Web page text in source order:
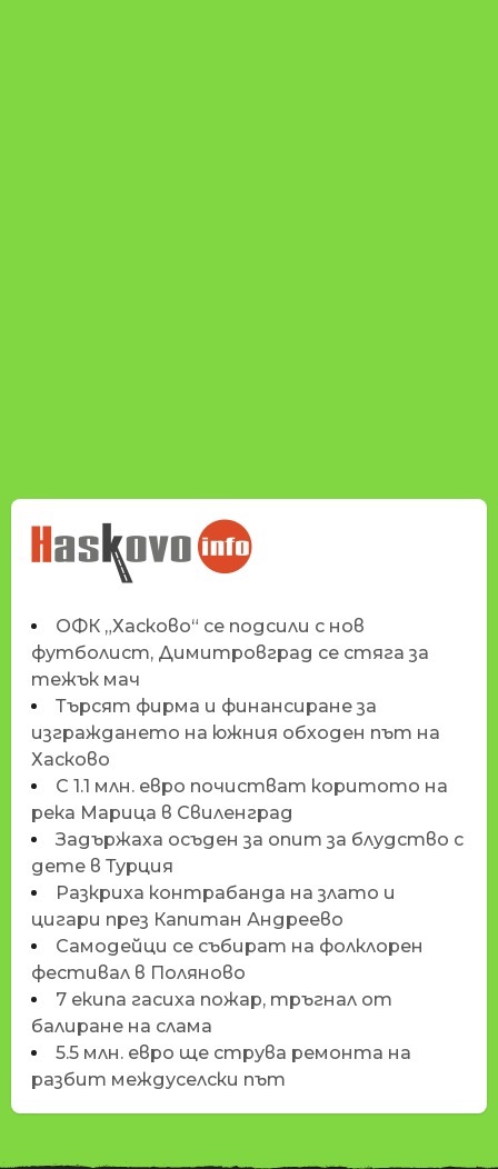
НОВИНИТЕ НА
HASKOVO.INFO
ОФК „Хасково“ се подсили с нов
футболист, Димитровград се стяга за
тежък мач
Търсят фирма и финансиране за
изграждането на южния обходен път на
Хасково
С 1.1 млн. евро почистват коритото на
река Марица в Свиленград
Задържаха осъден за опит за блудство с
дете в Турция
Разкриха контрабанда на злато и
цигари през Капитан Андреево
Самодейци се събират на фолклорен
фестивал в Поляново
7 екипа гасиха пожар, тръгнал от
балиране на слама
5.5 млн. евро ще струва ремонта на
разбит междуселски път